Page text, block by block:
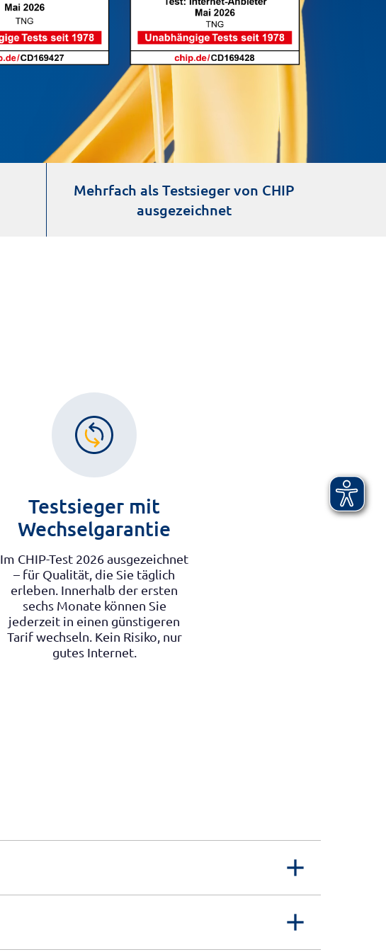
Mehrfach als Testsieger von CHIP
ausgezeichnet
Testsieger mit
Wechselgarantie
Im CHIP-Test 2026 ausgezeichnet
– für Qualität, die Sie täglich
erleben. Innerhalb der ersten
sechs Monate können Sie
jederzeit in einen günstigeren
Tarif wechseln. Kein Risiko, nur
gutes Internet.